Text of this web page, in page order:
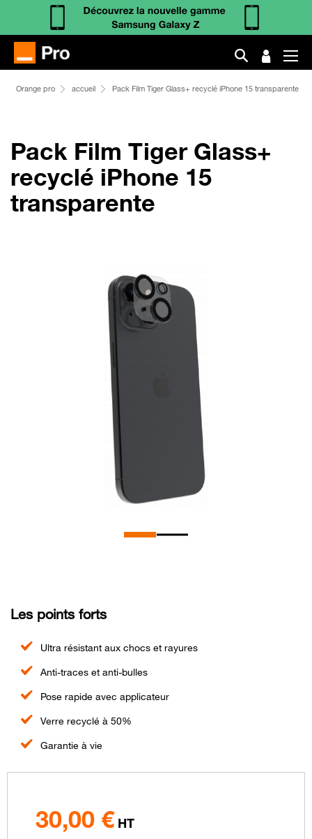
Orange pro accueil Pack Film Tiger Glass+ recyclé iPhone 15 transparente
Pack Film Tiger Glass+
recyclé iPhone 15
transparente
Les points forts
Ultra résistant aux chocs et rayures
Anti-traces et anti-bulles
Pose rapide avec applicateur
Verre recyclé à 50%
Garantie à vie
30,00 € HT